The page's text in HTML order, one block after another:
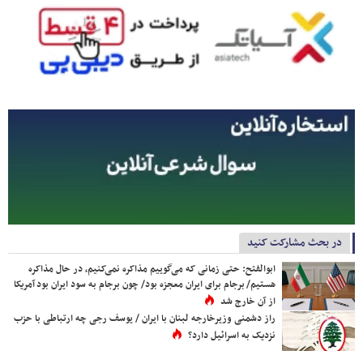
در بحث مشارکت کنید
ابوالفتح: حتی زمانی که می‌گوییم مذاکره نمی‌کنیم، در حال مذاکره
هستیم/ برجام برای ایران معجزه بود/ چون برجام به سود ایران بود آمریکا
از آن خارج شد
راز دشمنی وزیرخارجه لبنان با ایران / یوسف رجی چه ارتباطی با حزب
نزدیک به اسرائیل دارد؟